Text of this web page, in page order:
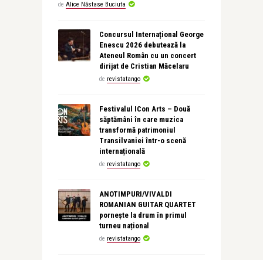
de Alice Năstase Buciuta
Concursul Internațional George
Enescu 2026 debutează la
Ateneul Român cu un concert
dirijat de Cristian Măcelaru
de revistatango
Festivalul ICon Arts – Două
săptămâni în care muzica
transformă patrimoniul
Transilvaniei într-o scenă
internațională
de revistatango
ANOTIMPURI/VIVALDI
ROMANIAN GUITAR QUARTET
pornește la drum în primul
turneu național
de revistatango